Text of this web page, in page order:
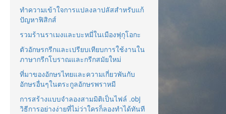
ทำความเข้าใจการแปลงลาปลัสสำหรับแก้
ปัญหาฟิสิกส์
รวมร้านราเมงและบะหมี่ในเมืองฟุกุโอกะ
ตัวอักษรกรีกและเปรียบเทียบการใช้งานใน
ภาษากรีกโบราณและกรีกสมัยใหม่
ที่มาของอักษรไทยและความเกี่ยวพันกับ
อักษรอื่นๆในตระกูลอักษรพราหมี
การสร้างแบบจำลองสามมิติเป็นไฟล์ .obj
วิธีการอย่างง่ายที่ไม่ว่าใครก็ลองทำได้ทันที